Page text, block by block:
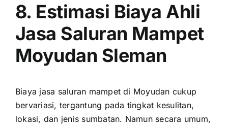
8. Estimasi Biaya Ahli
Jasa Saluran Mampet
Moyudan Sleman
Biaya jasa saluran mampet di Moyudan cukup
bervariasi, tergantung pada tingkat kesulitan,
lokasi, dan jenis sumbatan. Namun secara umum,